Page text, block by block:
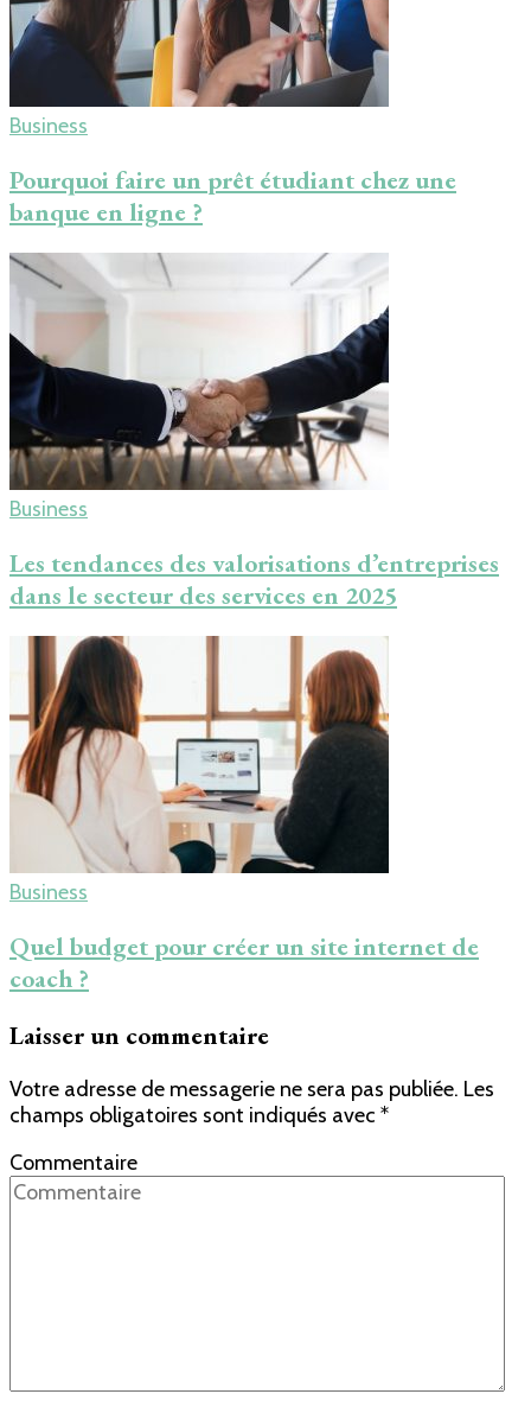
Business
Pourquoi faire un prêt étudiant chez une
banque en ligne ?
Business
Les tendances des valorisations d’entreprises
dans le secteur des services en 2025
Business
Quel budget pour créer un site internet de
coach ?
Laisser un commentaire
Votre adresse de messagerie ne sera pas publiée. Les
champs obligatoires sont indiqués avec *
Commentaire